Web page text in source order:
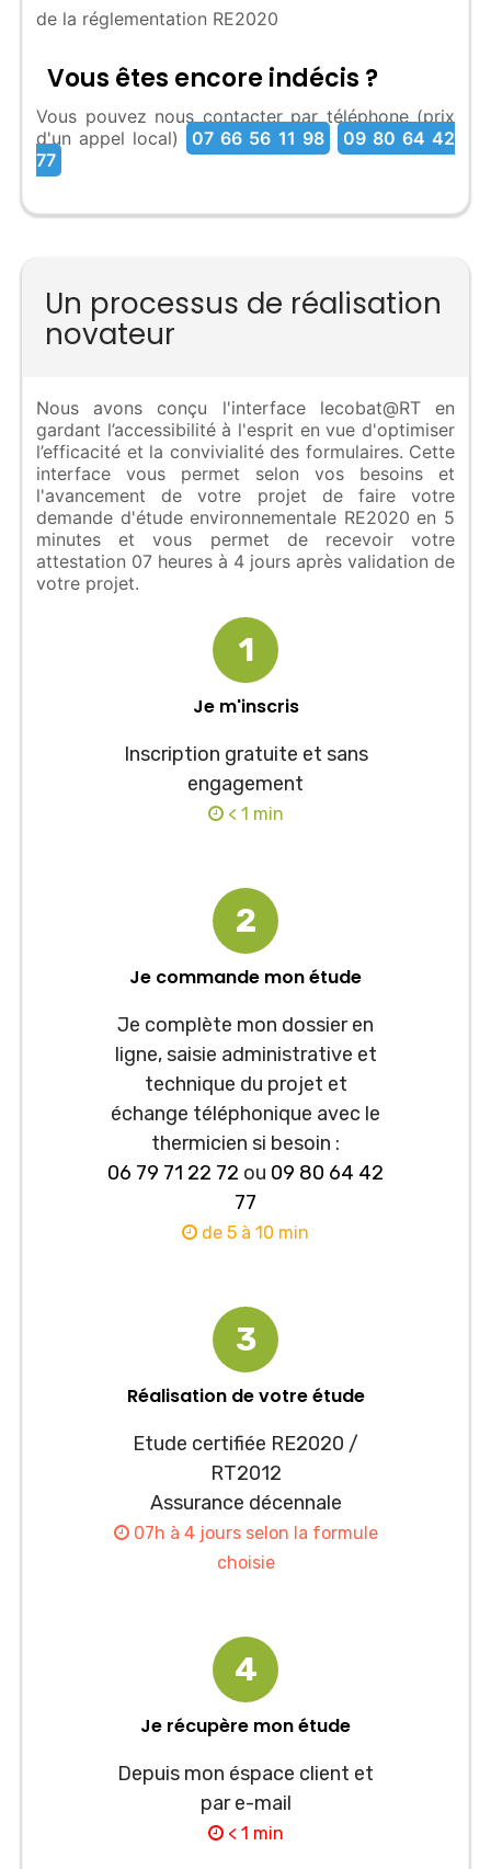
de la réglementation RE2020
Vous êtes encore indécis ?
Vous pouvez nous contacter par téléphone (prix
d'un appel local)
07 66 56 11 98
09 80 64 42
77
Un processus de réalisation
novateur
Nous avons conçu l'interface lecobat@RT en
gardant l’accessibilité à l'esprit en vue d'optimiser
l’efficacité et la convivialité des formulaires. Cette
interface vous permet selon vos besoins et
l'avancement de votre projet de faire votre
demande d'étude environnementale RE2020 en 5
minutes et vous permet de recevoir votre
attestation 07 heures à 4 jours après validation de
votre projet.
1
Je m'inscris
Inscription gratuite et sans
engagement
< 1 min
2
Je commande mon étude
Je complète mon dossier en
ligne, saisie administrative et
technique du projet et
échange téléphonique avec le
thermicien si besoin :
06 79 71 22 72 ou 09 80 64 42
77
de 5 à 10 min
3
Réalisation de votre étude
Etude certifiée RE2020 /
RT2012
Assurance décennale
07h à 4 jours selon la formule
choisie
4
Je récupère mon étude
Depuis mon éspace client et
par e-mail
< 1 min